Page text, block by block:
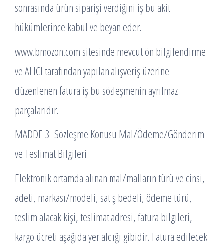
sonrasında ürün siparişi verdiğini iş bu akit
hükümlerince kabul ve beyan eder.
www.bmozon.com sitesinde mevcut ön bilgilendirme
ve ALICI tarafından yapılan alışveriş üzerine
düzenlenen fatura iş bu sözleşmenin ayrılmaz
parçalarıdır.
MADDE 3- Sözleşme Konusu Mal/Ödeme/Gönderim
ve Teslimat Bilgileri
Elektronik ortamda alınan mal/malların türü ve cinsi,
adeti, markası/modeli, satış bedeli, ödeme türü,
teslim alacak kişi, teslimat adresi, fatura bilgileri,
kargo ücreti aşağıda yer aldığı gibidir. Fatura edilecek